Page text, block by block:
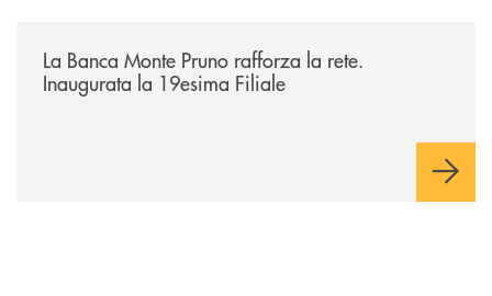
La Banca Monte Pruno rafforza la rete.
Inaugurata la 19esima Filiale